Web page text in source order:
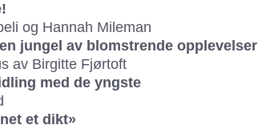
og Hannah Mileman
jungel av blomstrende opplevelser
av Birgitte Fjørtoft
med de yngste
et dikt»